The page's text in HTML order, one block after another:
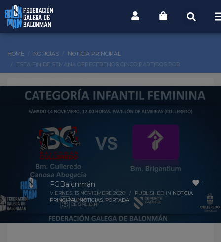
HOME NOTICIAS
NOTICIA PRINCIPAL
ESTA FIN DE SEMANA OFRECEREMOS CINCO PARTIDOS POR
1
FGBalonmán
VIERNES, 13 NOVIEMBRE 2020 / PUBLISHED IN NOTICIA
PRINCIPAL,NOTICIAS, PORTADA